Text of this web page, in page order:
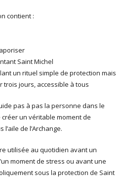
contient :
Saint Michel
un rituel simple de protection mais
jours, accessible à tous
pas à pas la personne dans le
un véritable moment de
de l’Archange.
utilisée au quotidien avant un
moment de stress ou avant une
sous la protection de Saint